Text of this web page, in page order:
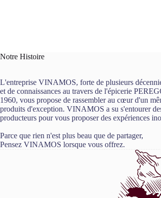
Notre Histoire
L'entreprise VINAMOS, forte de plusieurs
et de connaissances au travers de l'épicerie
1960, vous propose de rassembler au cœur d'un
produits d'exception. VINAMOS a su s'entourer
producteurs pour vous proposer des expériences
Parce que rien n'est plus beau que de partager,
Pensez VINAMOS lorsque vous offrez.